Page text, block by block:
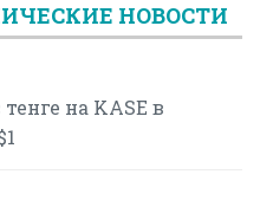
НОВОСТИ
на KASE в